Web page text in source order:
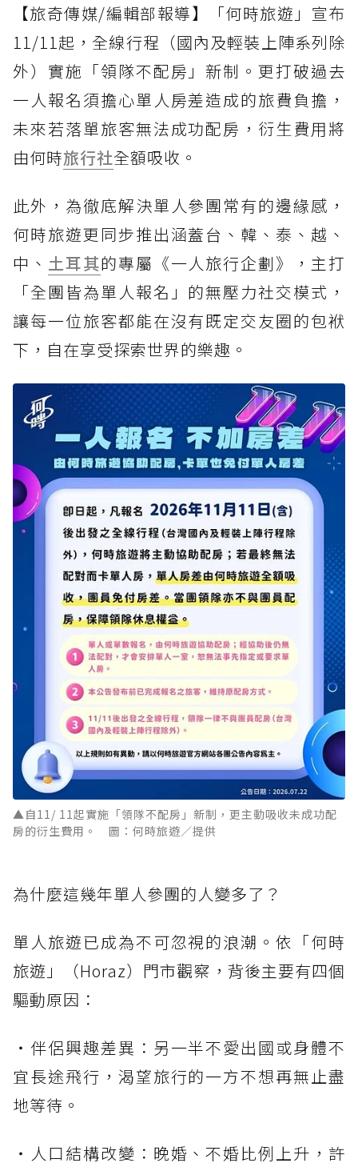
【旅奇傳媒/編輯部報導】「何時旅遊」宣布
11/11起，全線行程（國內及輕裝上陣系列除
外）實施「領隊不配房」新制。更打破過去
一人報名須擔心單人房差造成的旅費負擔，
未來若落單旅客無法成功配房，衍生費用將
由何時旅行社全額吸收。
此外，為徹底解決單人參團常有的邊緣感，
何時旅遊更同步推出涵蓋台、韓、泰、越、
中、 土耳其的專屬《一人旅行企劃》，主打
「全團皆為單人報名」的無壓力社交模式，
讓每一位旅客都能在沒有既定交友圈的包袱
下，自在享受探索世界的樂趣。
▲自11/ 11起實施「領隊不配房」新制，更主動吸收未成功配
房的衍生費用。 圖：何時旅遊／提供
為什麼這幾年單人參團的人變多了？
單人旅遊已成為不可忽視的浪潮。依「何時
旅遊」（Horaz）門市觀察，背後主要有四個
驅動原因：
・伴侶興趣差異：另一半不愛出國或身體不
宜長途飛行，渴望旅行的一方不想再無止盡
地等待。
・人口結構改變：晚婚、不婚比例上升，許